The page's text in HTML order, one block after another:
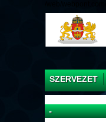
SZERVEZET
-